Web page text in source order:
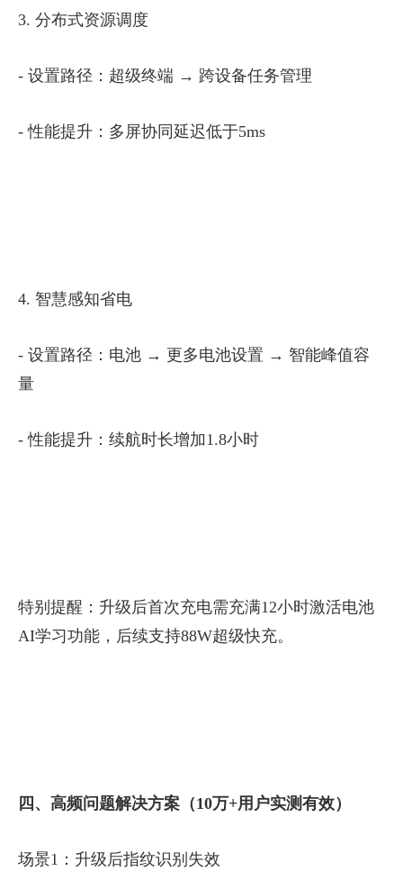
3. 分布式资源调度
- 设置路径：超级终端 → 跨设备任务管理
- 性能提升：多屏协同延迟低于5ms
4. 智慧感知省电
- 设置路径：电池 → 更多电池设置 → 智能峰值容
量
- 性能提升：续航时长增加1.8小时
特别提醒：升级后首次充电需充满12小时激活电池
AI学习功能，后续支持88W超级快充。
四、高频问题解决方案（10万+用户实测有效）
场景1：升级后指纹识别失效